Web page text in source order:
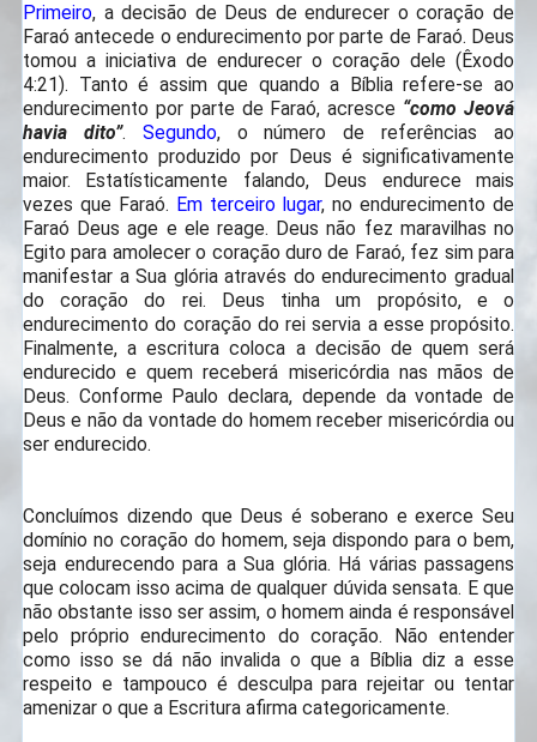
Primeiro, a decisão de Deus de endurecer o coração de
Faraó antecede o endurecimento por parte de Faraó. Deus
tomou a iniciativa de endurecer o coração dele ( Êxodo
4:21). Tanto é assim que quando a Bíblia refere-se ao
endurecimento por parte de Faraó, acresce “como Jeová
havia dito”. Segundo, o número de referências ao
endurecimento produzido por Deus é significativamente
maior. Estatísticamente falando, Deus endurece mais
vezes que Faraó. Em terceiro lugar, no endurecimento de
Faraó Deus age e ele reage. Deus não fez maravilhas no
Egito para amolecer o coração duro de Faraó, fez sim para
manifestar a Sua glória através do endurecimento gradual
do coração do rei. Deus tinha um propósito, e o
endurecimento do coração do rei servia a esse propósito.
Finalmente, a escritura coloca a decisão de quem será
endurecido e quem receberá misericórdia nas mãos de
Deus. Conforme Paulo declara, depende da vontade de
Deus e não da vontade do homem receber misericórdia ou
ser endurecido.
Concluímos dizendo que Deus é soberano e exerce Seu
domínio no coração do homem, seja dispondo para o bem,
seja endurecendo para a Sua glória. Há várias passagens
que colocam isso acima de qualquer dúvida sensata. E que
não obstante isso ser assim, o homem ainda é responsável
pelo próprio endurecimento do coração. Não entender
como isso se dá não invalida o que a Bíblia diz a esse
respeito e tampouco é desculpa para rejeitar ou tentar
amenizar o que a Escritura afirma categoricamente.